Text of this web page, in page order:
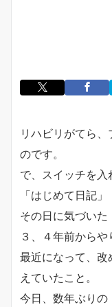
リハビリがてら
のです。
で、スイッチを入
「はじめて日記」
その日に気づいた
３、４年前から
最近になって、
えていたこと。
今日、数年ぶりの